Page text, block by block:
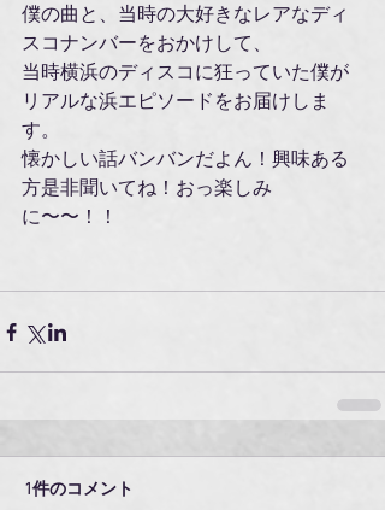
僕の曲と、当時の大好きなレアなディ
スコナンバーをおかけして、
当時横浜のディスコに狂っていた僕が
リアルな浜エピソードをお届けしま
す。
懐かしい話バンバンだよん！興味ある
方是非聞いてね！おっ楽しみ
に〜〜！！
1件のコメント